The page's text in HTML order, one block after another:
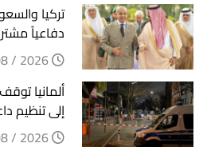
تركيا
دفاعياً
ألمانيا
إلى تنظيم